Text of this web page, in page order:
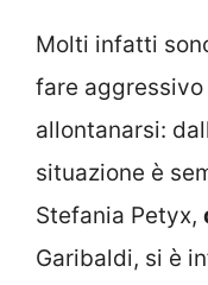
Molti infatti
fare aggressivo
allontanarsi:
situazione è
Stefania Petyx,
Garibaldi, si è